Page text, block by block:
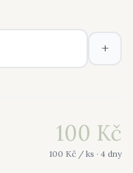
+
100 Kč
100 Kč / ks · 4 dny